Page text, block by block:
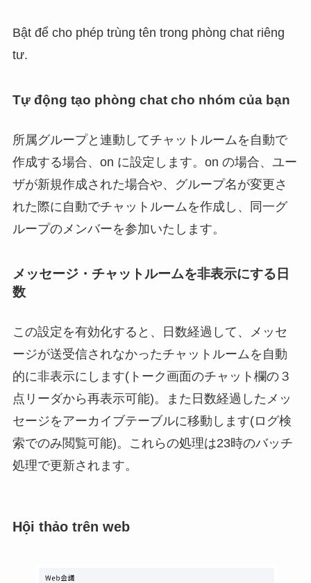
Bật để cho phép trùng tên trong phòng chat riêng
tư.
Tự động tạo phòng chat cho nhóm của bạn
所属グループと連動してチャットルームを自動で
作成する場合、on に設定します。on の場合、ユー
ザが新規作成された場合や、グループ名が変更さ
れた際に自動でチャットルームを作成し、同一グ
ループのメンバーを参加いたします。
メッセージ・チャットルームを非表示にする日
数
この設定を有効化すると、日数経過して、メッセ
ージが送受信されなかったチャットルームを自動
的に非表示にします(トーク画面のチャット欄の３
点リーダから再表示可能)。また日数経過したメッ
セージをアーカイブテーブルに移動します(ログ検
索でのみ閲覧可能)。これらの処理は23時のバッチ
処理で更新されます。
Hội thảo trên web